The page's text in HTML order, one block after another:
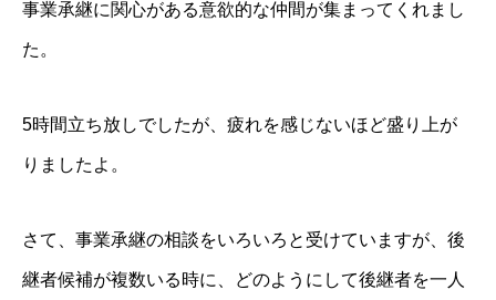
事業承継に関心がある意欲的な仲間が集まってくれまし
た。
5時間立ち放しでしたが、疲れを感じないほど盛り上が
りましたよ。
さて、事業承継の相談をいろいろと受けていますが、後
継者候補が複数いる時に、どのようにして後継者を一人